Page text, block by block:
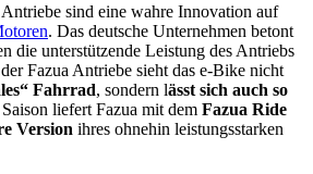
sind eine wahre Innovation auf
. Das deutsche Unternehmen betont
die unterstützende Leistung des Antriebs
Fazua Antriebe sieht das e-Bike nicht
Fahrrad, sondern lässt sich auch so
liefert Fazua mit dem Fazua Ride
Version ihres ohnehin leistungsstarken